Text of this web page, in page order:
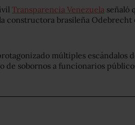
Transparencia Venezuela señaló
constructora brasileña
múltiples escándalos
de sobornos a funcionarios